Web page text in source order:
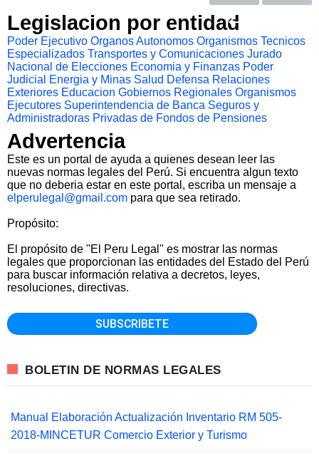
Legislacion por entidad
Poder Ejecutivo Organos Autonomos Organismos Tecnicos
Especializados Transportes y Comunicaciones Jurado
Nacional de Elecciones Economia y Finanzas Poder
Judicial
Energia y Minas Salud Defensa Relaciones
Exteriores Educacion Gobiernos Regionales Organismos
Ejecutores Superintendencia de Banca Seguros y
Administradoras Privadas de Fondos de Pensiones
Advertencia
Este es un portal de ayuda a quienes desean leer las
nuevas normas legales del Perú. Si encuentra algun texto
que no deberia estar en este portal, escriba un mensaje a
elperulegal@gmail.com para que sea retirado.
Propósito:
El propósito de "El Peru Legal" es mostrar las normas
legales que proporcionan las entidades del Estado del Perú
para buscar información relativa a decretos, leyes,
resoluciones, directivas.
BOLETIN DE NORMAS LEGALES
Manual Elaboración Actualización Inventario RM 505-
2018-MINCETUR Comercio Exterior y Turismo